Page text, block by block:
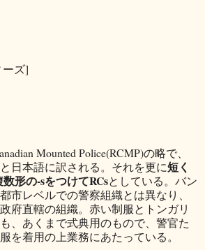
ーズ]
Mounted Police(RCMP)の略で、
日本語に訳される。それを更に短く
形の-sをつけてRCsとしている。バン
市レベルでの警察組織とは異なり、
府直轄の組織。赤い制服とトンガリ
、あくまで式典用のもので、警官た
を着用の上業務にあたっている。